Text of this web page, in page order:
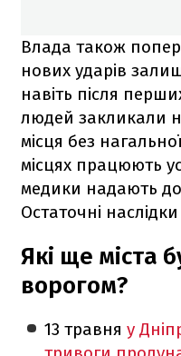
Влада також
нових ударів
навіть після
людей закликали
місця без
місцях працюють
медики надають
Остаточні
Які ще міста
ворогом?
13 травняу